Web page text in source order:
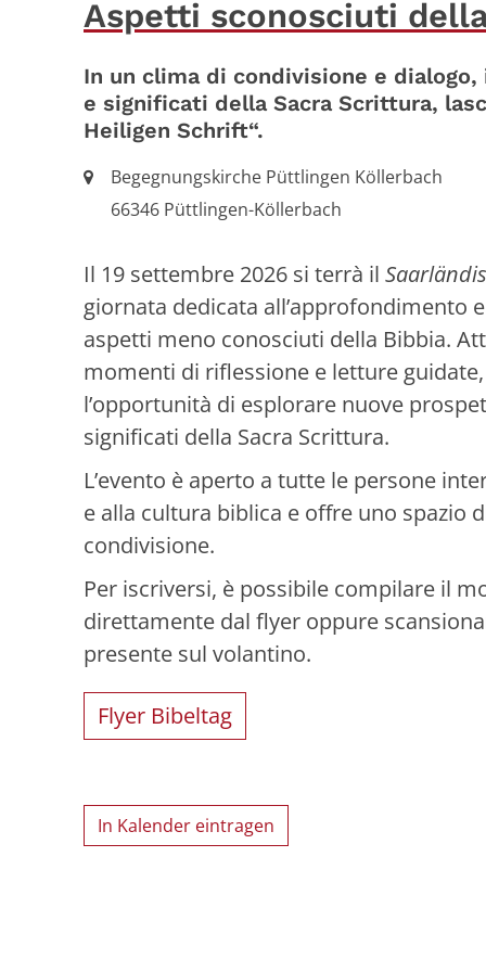
Aspetti sconosciuti
In un clima di condivisione e
e significati della Sacra Scrittura,
Heiligen Schrift“.
Ort:Begegnungskirche Püttlingen Köllerbach
66346 Püttlingen-Köllerbach
Il 19 settembre 2026 si terrà il
giornata dedicata all’approfondimento
aspetti meno conosciuti della Bibbia.
momenti di riflessione e letture
l’opportunità di esplorare nuove
significati della Sacra Scrittura.
L’evento è aperto a tutte le persone
e alla cultura biblica e offre uno spazio
condivisione.
Per iscriversi, è possibile compilare il
direttamente dal flyer oppure
presente sul volantino.
Flyer Bibeltag
In Kalender eintragen